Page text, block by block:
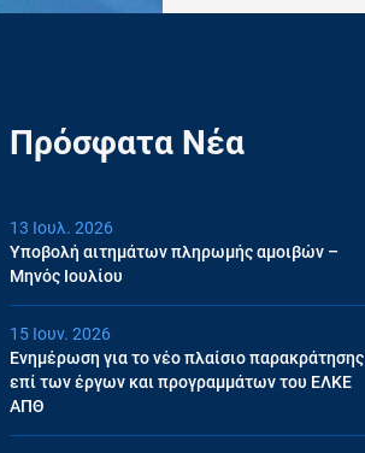
Πρόσφατα Νέα
13 Ιουλ. 2026
Υποβολή αιτημάτων πληρωμής αμοιβών –
Μηνός Ιουλίου
15 Ιουν. 2026
Ενημέρωση για το νέο πλαίσιο παρακράτησης
επί των έργων και προγραμμάτων του ΕΛΚΕ
ΑΠΘ